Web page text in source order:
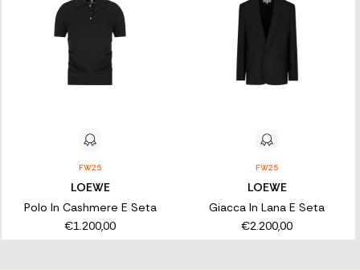
FW25
LOEWE
Polo In Cashmere E Seta
€1.200,00
FW25
LOEWE
Giacca In Lana E Seta
€2.200,00